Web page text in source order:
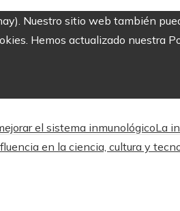
Nuestro sitio web también
Hemos actualizado nuestra
el sistema inmunológicoLa
en la ciencia, cultura y